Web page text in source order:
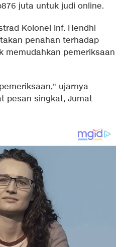
juta untuk judi online.
Kolonel Inf. Hendhi
penahan terhadap
memudahkan pemeriksaan
ujarnya
pesan singkat, Jumat